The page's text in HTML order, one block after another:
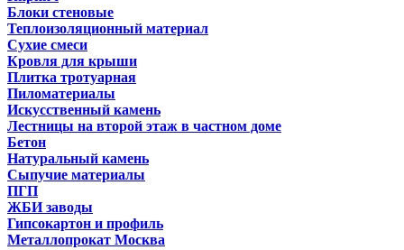
Блоки стеновые
Теплоизоляционный материал
Сухие смеси
Кровля для крыши
Плитка тротуарная
Пиломатериалы
Искусственный камень
Лестницы на второй этаж в частном доме
Бетон
Натуральный камень
Сыпучие материалы
ПГП
ЖБИ заводы
Гипсокартон и профиль
Металлопрокат Москва